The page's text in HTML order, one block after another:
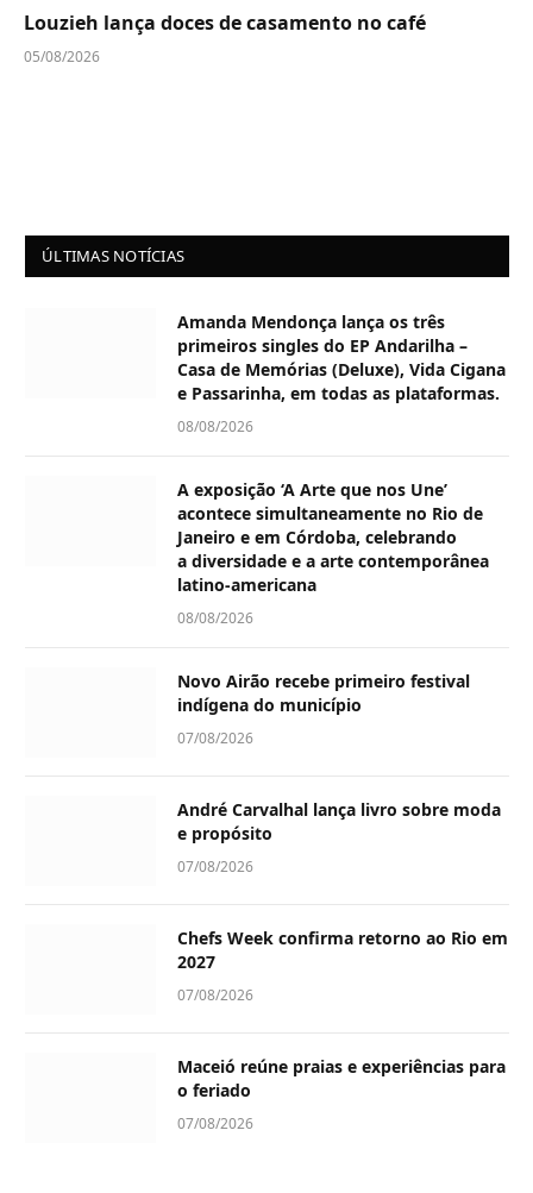
Louzieh lança doces de casamento no café
05/08/2026
ÚLTIMAS NOTÍCIAS
Amanda Mendonça lança os três
primeiros singles do EP Andarilha –
Casa de Memórias (Deluxe), Vida Cigana
e Passarinha, em todas as plataformas.
08/08/2026
A exposição ‘A Arte que nos Une’
acontece simultaneamente no Rio de
Janeiro e em Córdoba, celebrando
a diversidade e a arte contemporânea
latino-americana
08/08/2026
Novo Airão recebe primeiro festival
indígena do município
07/08/2026
André Carvalhal lança livro sobre moda
e propósito
07/08/2026
Chefs Week confirma retorno ao Rio em
2027
07/08/2026
Maceió reúne praias e experiências para
o feriado
07/08/2026